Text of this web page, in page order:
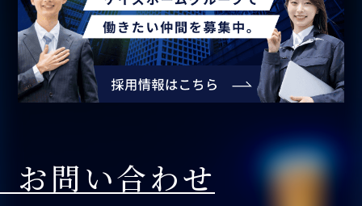
お問い合わせ